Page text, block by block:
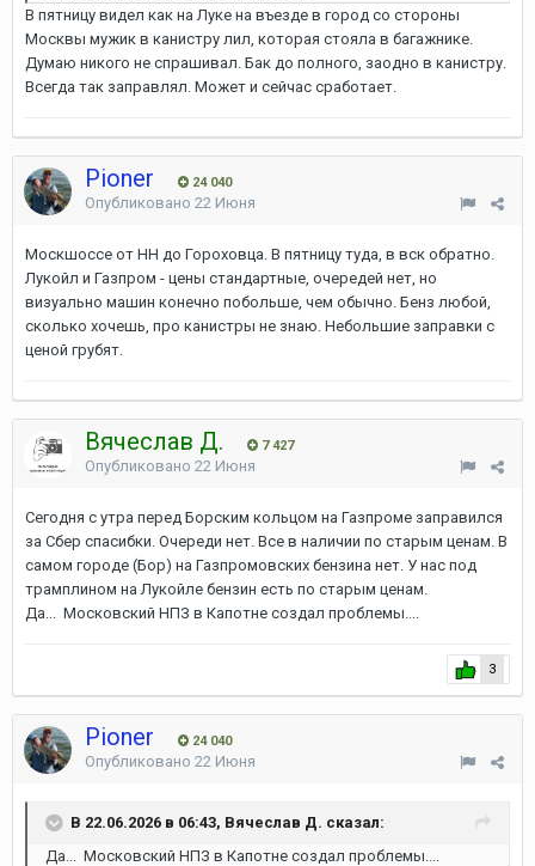
В пятницу видел как на Луке на въезде в город со стороны
Москвы мужик в канистру лил, которая стояла в багажнике.
Думаю никого не спрашивал. Бак до полного, заодно в канистру.
Всегда так заправлял. Может и сейчас сработает.
Pioner 24 040
Опубликовано 22 Июня
Москшоссе от НН до Гороховца. В пятницу туда, в вск обратно.
Лукойл и Газпром - цены стандартные, очередей нет, но
визуально машин конечно побольше, чем обычно. Бенз любой,
сколько хочешь, про канистры не знаю. Небольшие заправки с
ценой грубят.
Вячеслав Д. 7 427
Опубликовано 22 Июня
Сегодня с утра перед Борским кольцом на Газпроме заправился
за Сбер спасибки. Очереди нет. Все в наличии по старым ценам. В
самом городе (Бор) на Газпромовских бензина нет. У нас под
трамплином на Лукойле бензин есть по старым ценам.
Да... Московский НПЗ в Капотне создал проблемы....
3
Pioner 24 040
Опубликовано 22 Июня
В 22.06.2026 в 06:43, Вячеслав Д. сказал:
Да... Московский НПЗ в Капотне создал проблемы....